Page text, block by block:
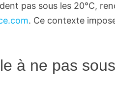
pas sous les 20°C,
. Ce contexte
à ne pas